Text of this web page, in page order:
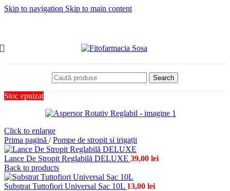
Skip to navigation Skip to main content
Search
Stoc epuizat
Click to enlarge
Prima pagină / Pompe de stropit si irigații
Lance De Stropit Reglabilă DELUXE 39,00 lei
Back to products
Substrat Tuttofiori Universal Sac 10L 13,00 lei